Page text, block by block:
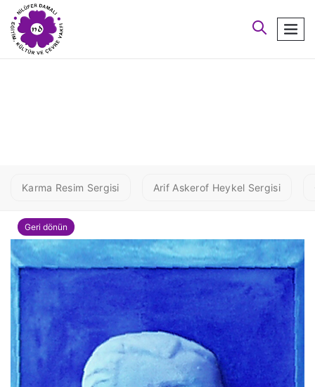
arayın
Karma Resim Sergisi Arif Askerof Heykel Sergisi
Geri dönün